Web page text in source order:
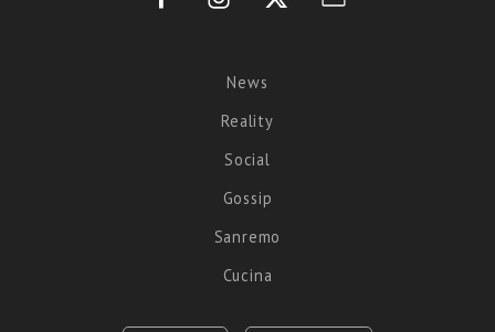
News
Reality
Social
Gossip
Sanremo
Cucina